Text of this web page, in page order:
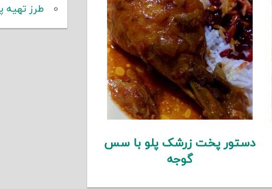
دستور پخت زرشک پلو با سس
گوجه
طرز تهیه